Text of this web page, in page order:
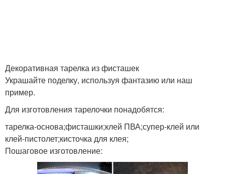
Декоративная тарелка из фисташек
Украшайте поделку, используя фантазию или наш
пример.
Для изготовления тарелочки понадобятся:
тарелка-основа;фисташки;клей ПВА;супер-клей или
клей-пистолет;кисточка для клея;
Пошаговое изготовление: